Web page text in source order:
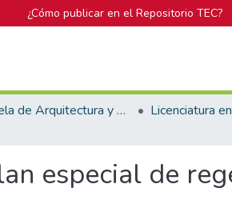
¿Cómo publicar en el Repositorio TEC?
Escuela de Arquitectura y Urbanismo
especial de